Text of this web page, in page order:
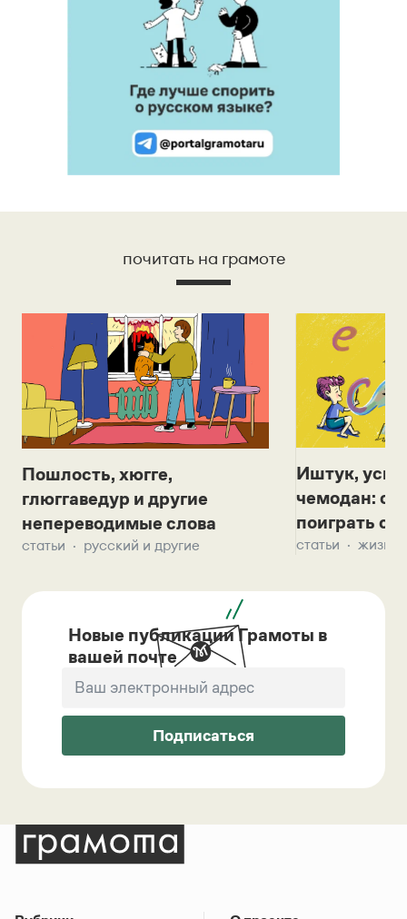
почитать на грамоте
Пошлость, хюгге,
глюггаведур и другие
непереводимые слова
статьи русский и другие
Иштук,
чемодан:
поиграть с
статьи жизнь
Новые публикации Грамоты в
вашей почте
Подписаться